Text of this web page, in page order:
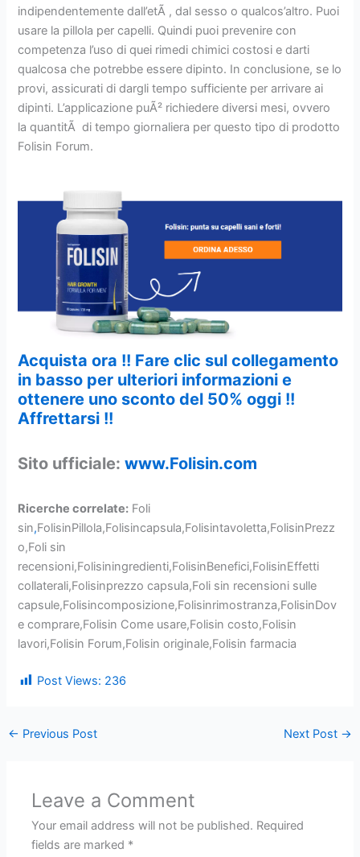
indipendentemente dall’etÃ , dal sesso o qualcos’altro. Puoi
usare la pillola per capelli. Quindi puoi prevenire con
competenza l’uso di quei rimedi chimici costosi e darti
qualcosa che potrebbe essere dipinto. In conclusione, se lo
provi, assicurati di dargli tempo sufficiente per arrivare ai
dipinti. L’applicazione puÃ² richiedere diversi mesi, ovvero
la quantitÃ di tempo giornaliera per questo tipo di prodotto
Folisin Forum.
Acquista ora !! Fare clic sul collegamento
in basso per ulteriori informazioni e
ottenere uno sconto del 50% oggi !!
Affrettarsi !!
Sito ufficiale:www.Folisin.com
Ricerche correlate: Foli
sin,FolisinPillola,Folisincapsula,Folisintavoletta,FolisinPrezz
o,Foli sin
recensioni,Folisiningredienti,FolisinBenefici,FolisinEffetti
collaterali,Folisinprezzo capsula,Foli sin recensioni sulle
capsule,Folisincomposizione,Folisinrimostranza,FolisinDov
e comprare,Folisin Come usare,Folisin costo,Folisin
lavori,Folisin Forum,Folisin originale,Folisin farmacia
Post Views: 236
← Previous Post Next Post →
Leave a Comment
Your email address will not be published. Required
fields are marked *